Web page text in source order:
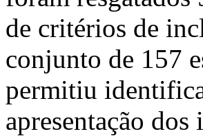
de critérios de
conjunto de 157
permitiu
apresentação